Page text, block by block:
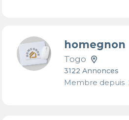
homegnon
Togo
3122 Annonces
Membre depuis